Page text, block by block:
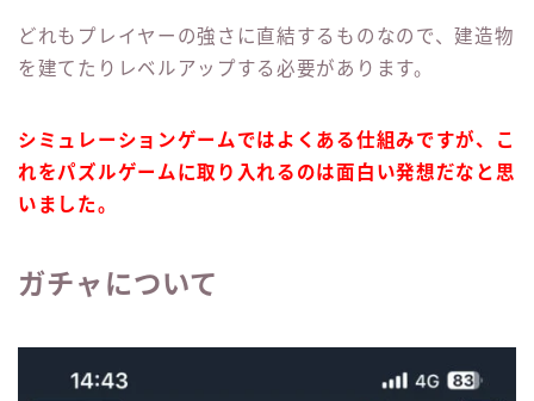
どれもプレイヤーの強さに直結するものなので、建造物
を建てたりレベルアップする必要があります。
シミュレーションゲームではよくある仕組みですが、こ
れをパズルゲームに取り入れるのは面白い発想だなと思
いました。
ガチャについて